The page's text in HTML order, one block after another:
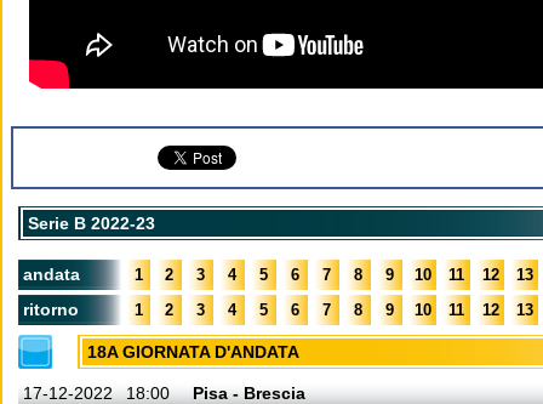
Serie B 2022-23
andata 1 2 3 4 5 6 7 8 9 10 11 12 13
ritorno 1 2 3 4 5 6 7 8 9 10 11 12 13
18A GIORNATA D'ANDATA
17-12-2022 18:00
Pisa - Brescia